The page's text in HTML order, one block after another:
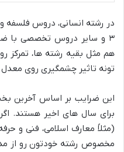
در رشته انسانی، دروس فلسفه
هم مثل بقیه رشته ها،
تونه تاثیر چشمگیری روی
این ضرایب بر اساس آخرین
برای سال های اخیر هستند.
(مثلاً معارف اسلامی، فنی و
مخصوص رشته خودتون رو از